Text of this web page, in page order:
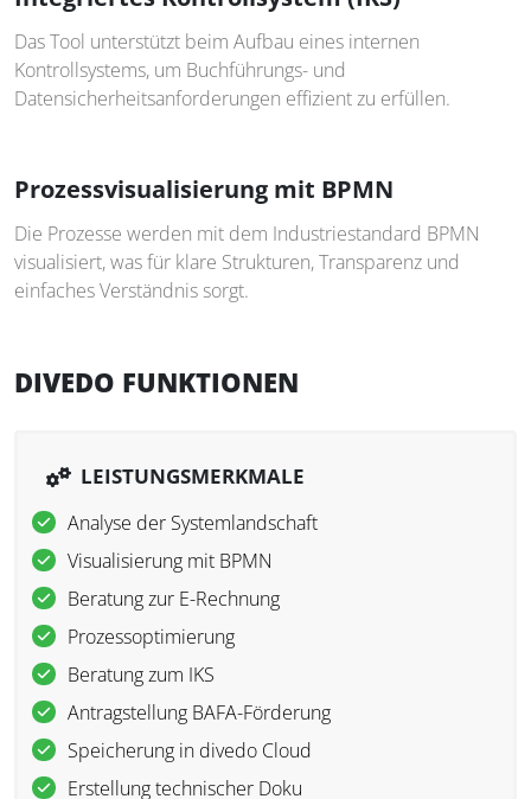
Das Tool unterstützt beim Aufbau eines internen
Kontrollsystems, um Buchführungs- und
Datensicherheitsanforderungen effizient zu erfüllen.
Prozessvisualisierung mit BPMN
Die Prozesse werden mit dem Industriestandard BPMN
visualisiert, was für klare Strukturen, Transparenz und
einfaches Verständnis sorgt.
DIVEDO FUNKTIONEN
LEISTUNGSMERKMALE
Analyse der Systemlandschaft
Visualisierung mit BPMN
Beratung zur E-Rechnung
Prozessoptimierung
Beratung zum IKS
Antragstellung BAFA-Förderung
Speicherung in divedo Cloud
Erstellung technischer Doku